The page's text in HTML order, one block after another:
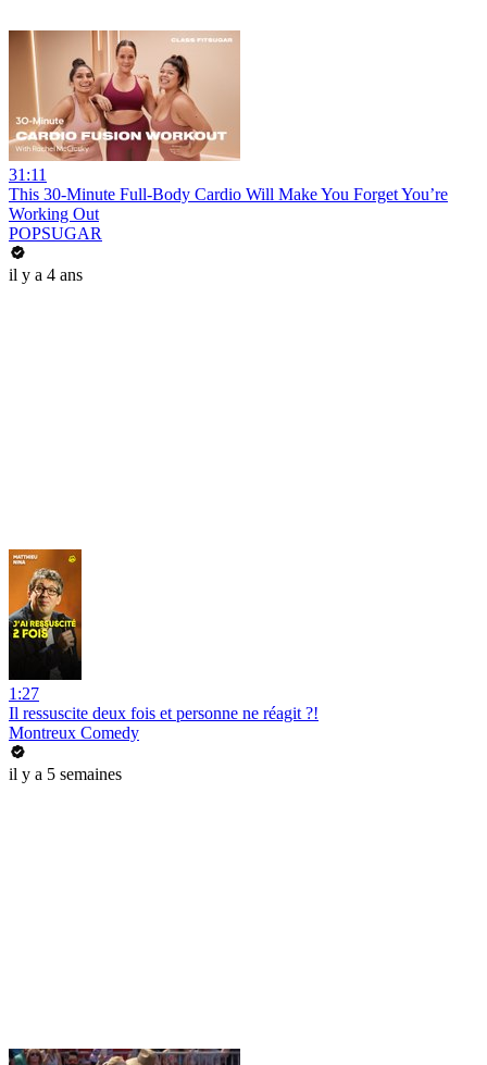
31:11
This 30-Minute Full-Body Cardio Will Make You Forget You’re
Working Out
POPSUGAR
il y a 4 ans
1:27
Il ressuscite deux fois et personne ne réagit ?!
Montreux Comedy
il y a 5 semaines